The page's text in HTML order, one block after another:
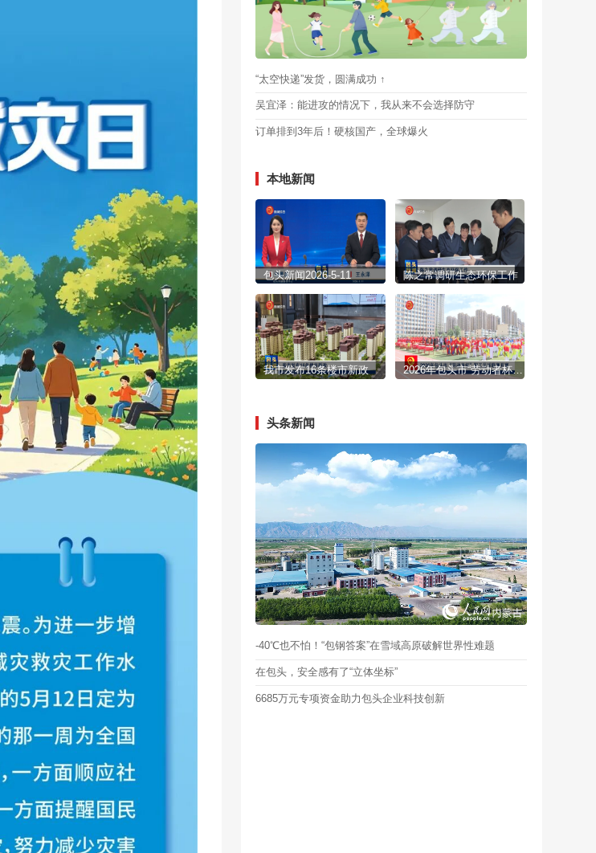
“太空快递”发货，圆满成功 ↑
吴宜泽：能进攻的情况下，我从来不会选择防守
订单排到3年后！硬核国产，全球爆火
本地新闻
包头新闻2026-5-11 陈之常调研生态环保工作
我市发布16条楼市新政 2026年包头市“劳动者杯”职工足球联赛开赛
头条新闻
-40℃也不怕！“包钢答案”在雪域高原破解世界性难题
在包头，安全感有了“立体坐标”
6685万元专项资金助力包头企业科技创新